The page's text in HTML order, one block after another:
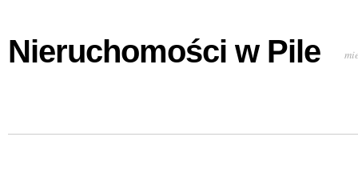
Nieruchomości w Pile